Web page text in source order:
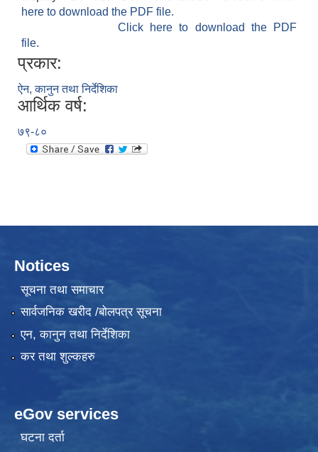
here to download the PDF file.
Click here to download the PDF
file.
प्रकार:
ऐन, कानुन तथा निर्देशिका
आर्थिक वर्ष:
७९-८०
Notices
सूचना तथा समाचार
सार्वजनिक खरीद /बोलपत्र सूचना
एन, कानुन तथा निर्देशिका
कर तथा शुल्कहरु
eGov services
घटना दर्ता